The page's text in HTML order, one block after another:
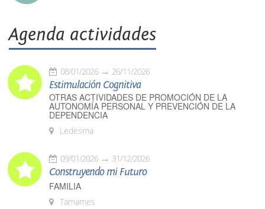
Agenda actividades
08/01/2026 26/11/2026
Estimulación Cognitiva
OTRAS ACTIVIDADES DE PROMOCIÓN DE LA
AUTONOMÍA PERSONAL Y PREVENCIÓN DE LA
DEPENDENCIA
Ledesma
09/01/2026 31/12/2026
Construyendo mi Futuro
FAMILIA
Tamames